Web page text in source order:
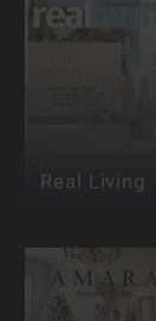
Real Living